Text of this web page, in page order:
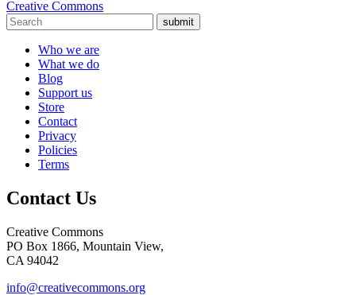
Creative Commons
submit
Who we are
What we do
Blog
Support us
Store
Contact
Privacy
Policies
Terms
Contact Us
Creative Commons
PO Box 1866, Mountain View,
CA 94042
info@creativecommons.org